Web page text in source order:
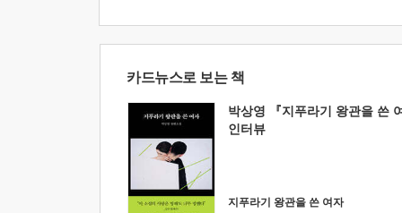
카드뉴스로 보는 책
박상영 『지푸라기 왕관을 쓴
인터뷰
지푸라기 왕관을 쓴 여자